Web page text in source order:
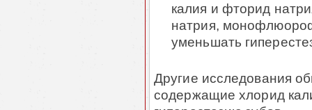
калия и фторид
натрия,
уменьшать
Другие исследования
содержащие хлорид